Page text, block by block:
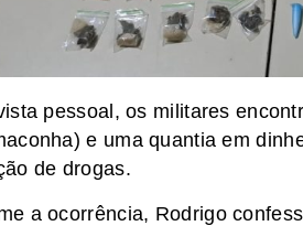
pessoal, os militares
e uma quantia em
de drogas.
a ocorrência, Rodrigo